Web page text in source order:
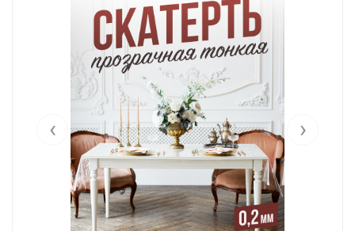
‹ ›